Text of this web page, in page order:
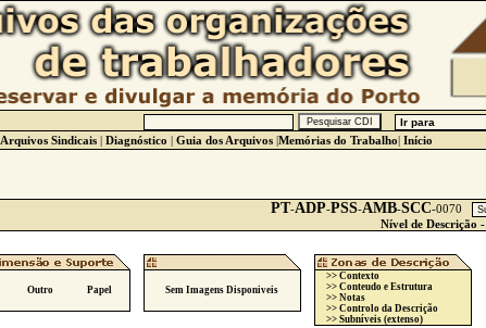
Arquivos Sindicais| Diagnóstico | Guia dos Arquivos|Memórias do Trabalho| Início
PT-ADP-PSS-AMB-SCC-0070
Nível de Descrição -
Outro Papel Sem Imagens Disponiveis
>> Contexto
>> Conteudo e Estrutura
>> Notas
>> Controlo da Descrição
>> Subníveis (extenso)